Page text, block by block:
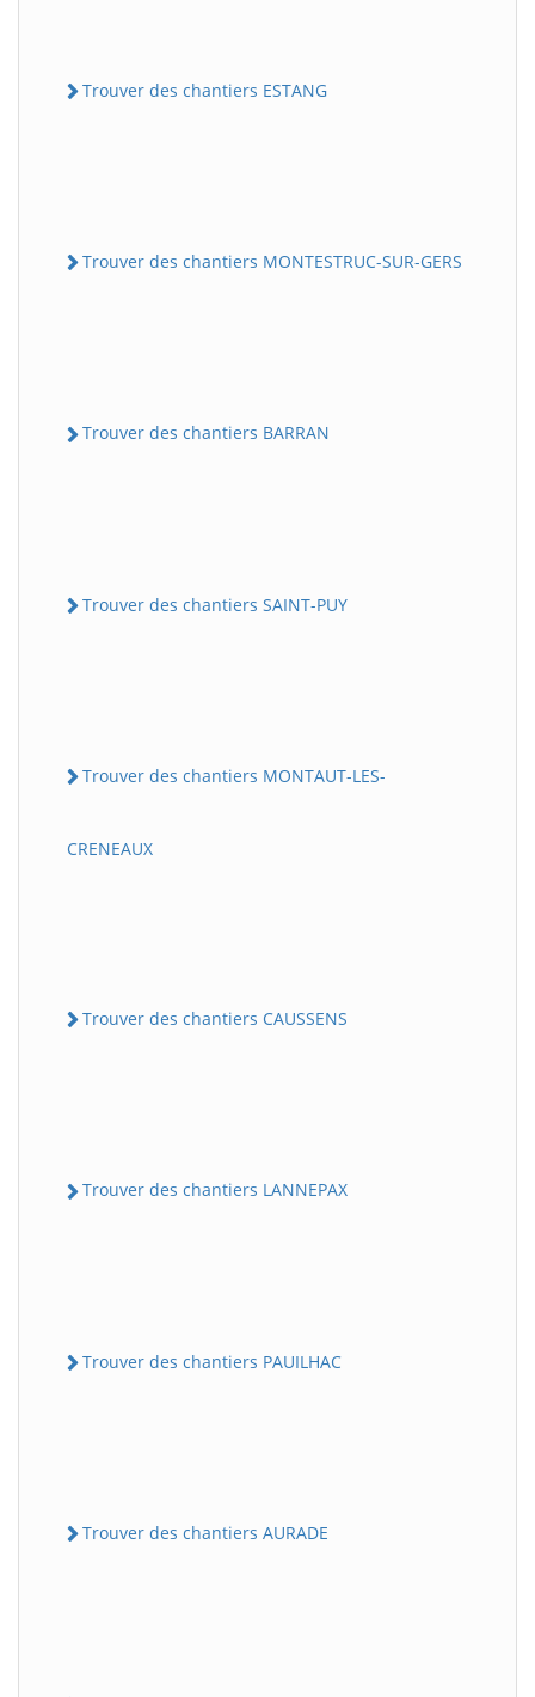
Trouver des chantiers ESTANG
Trouver des chantiers MONTESTRUC-SUR-GERS
Trouver des chantiers BARRAN
Trouver des chantiers SAINT-PUY
Trouver des chantiers MONTAUT-LES-
CRENEAUX
Trouver des chantiers CAUSSENS
Trouver des chantiers LANNEPAX
Trouver des chantiers PAUILHAC
Trouver des chantiers AURADE